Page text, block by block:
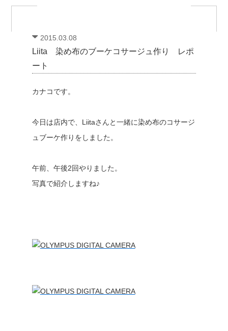
2015.03.08
Liita 染め布のブーケコサージュ作り レポ
ート
カナコです。
今日は店内で、Liitaさんと一緒に染め布のコサージ
ュブーケ作りをしました。
午前、午後2回やりました。
写真で紹介しますね♪